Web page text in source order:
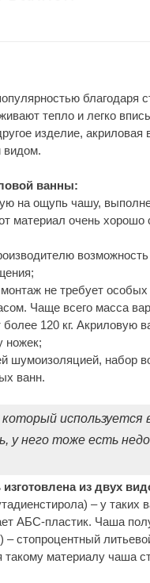
благодаря
тепло и легко
изделие, акриловая
видом.
ванны:
на ощупь чашу,
материал очень хорошо
не требует
Чаще всего масса
120 кг. Акриловую
ножек;
шумоизоляцией, набор
ванн.
у него тоже есть
из двух
– у таких
АБС-пластик. Чаша
стопроцентный
материалу чаша